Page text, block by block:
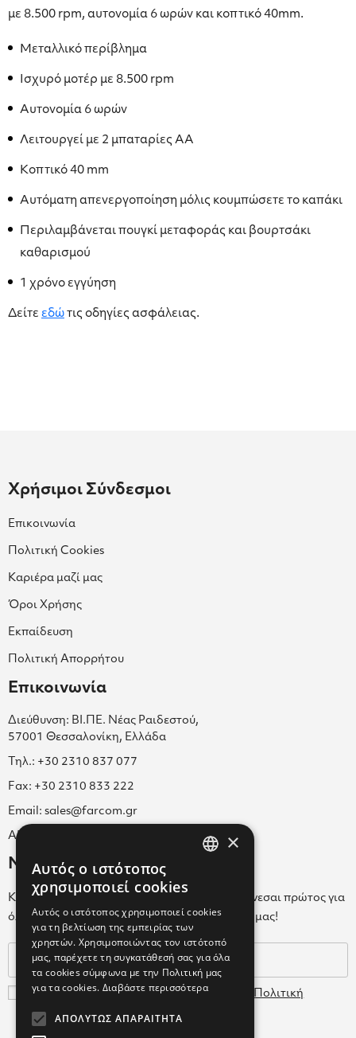
με 8.500 rpm, αυτονομία 6 ωρών και κοπτικό 40mm.
Μεταλλικό περίβλημα
Ισχυρό μοτέρ με 8.500 rpm
Αυτονομία 6 ωρών
Λειτουργεί με 2 μπαταρίες AA
Κοπτικό 40 mm
Αυτόματη απενεργοποίηση μόλις κουμπώσετε το καπάκι
Περιλαμβάνεται πουγκί μεταφοράς και βουρτσάκι
καθαρισμού
1 χρόνο εγγύηση
Δείτε εδώ τις οδηγίες ασφάλειας.
Χρήσιμοι Σύνδεσμοι
Επικοινωνία
Πολιτική Cookies
Καριέρα μαζί μας
Όροι Χρήσης
Εκπαίδευση
Πολιτική Απορρήτου
Επικοινωνία
Διεύθυνση: ΒΙ.ΠΕ. Νέας Ραιδεστού,
57001 Θεσσαλονίκη, Ελλάδα
Τηλ.: +30 2310 837 077
Fax: +30 2310 833 222
Email: sales@farcom.gr
ΑΡ.Γ.Ε.ΜΗ. 038365205000
Newsletter
Κάνε εγγραφή στο Newsletter για να ενημερώνεσαι πρώτος για
όλα τα νέα μας και τα ολοκαίνουρια προϊόντα μας!
Συμφωνώ με τουςΌρους Χρήσης
Πολιτική
Δεδομένων
×
Αυτός ο ιστότοπος
χρησιμοποιεί cookies
Αυτός ο ιστότοπος χρησιμοποιεί cookies
για τη βελτίωση της εμπειρίας των
χρηστών. Χρησιμοποιώντας τον ιστότοπό
μας, παρέχετε τη συγκατάθεσή σας για όλα
τα cookies σύμφωνα με την Πολιτική μας
για τα cookies. Διαβάστε περισσότερα
ΑΠΟΛΎΤΩΣ ΑΠΑΡΑΊΤΗΤΑ